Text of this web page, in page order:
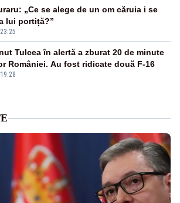
„Ce se alege de un om căruia i se
lui portiță?”
Tulcea în alertă a zburat 20 de minute
României. Au fost ridicate două F-16